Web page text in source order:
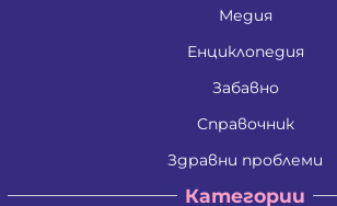
Медия
Енциклопедия
Забавно
Справочник
Здравни проблеми
Категории